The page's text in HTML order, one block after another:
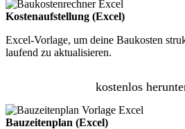
Kostenaufstellung (Excel)
Excel-Vorlage, um deine Baukosten
laufend zu aktualisieren.
kostenlos
Bauzeitenplan (Excel)